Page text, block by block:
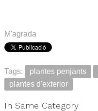
M'agrada
Tags: plantes penjants
plantes d'exterior
In Same Category